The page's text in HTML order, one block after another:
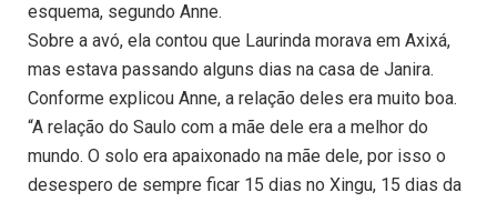
esquema, segundo Anne.
Sobre a avó, ela contou que Laurinda morava em Axixá,
mas estava passando alguns dias na casa de Janira.
Conforme explicou Anne, a relação deles era muito boa.
“A relação do Saulo com a mãe dele era a melhor do
mundo. O solo era apaixonado na mãe dele, por isso o
desespero de sempre ficar 15 dias no Xingu, 15 dias da